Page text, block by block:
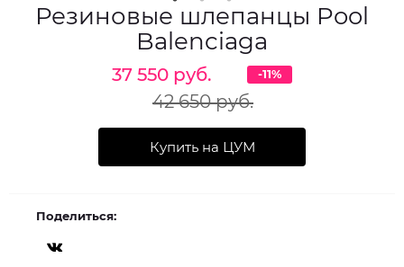
Резиновые шлепанцы Pool
Balenciaga
37 550 руб.
42 650 руб.
-11%
Купить на ЦУМ
Поделиться: